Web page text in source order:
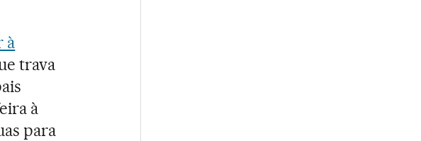
à
trava
à
para